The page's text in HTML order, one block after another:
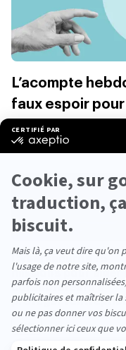
L’acompte
faux espoir pour
4min
Cybersécurité : 5
missions pour aider
collaborateurs à
protéger
4min